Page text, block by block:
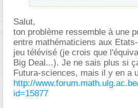
Salut,
ton problème ressemble à une
entre mathématiciens aux
jeu télévisé (je crois que
Big Deal...). Je ne sais plus si
Futura-sciences, mais il y en a
http://
id=15877